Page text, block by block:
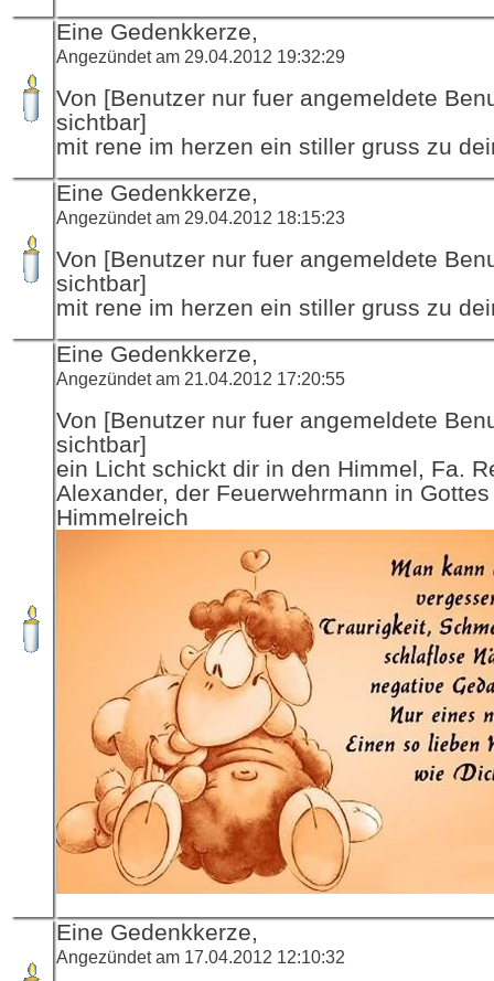
Eine Gedenkkerze,
Angezündet am 29.04.2012 19:32:29
Von [Benutzer nur fuer angemeldete
sichtbar]
mit rene im herzen ein stiller gruss zu
Eine Gedenkkerze,
Angezündet am 29.04.2012 18:15:23
Von [Benutzer nur fuer angemeldete
sichtbar]
mit rene im herzen ein stiller gruss zu
Eine Gedenkkerze,
Angezündet am 21.04.2012 17:20:55
Von [Benutzer nur fuer angemeldete
sichtbar]
ein Licht schickt dir in den Himmel, Fa.
Alexander, der Feuerwehrmann in Gottes
Himmelreich
Eine Gedenkkerze,
Angezündet am 17.04.2012 12:10:32